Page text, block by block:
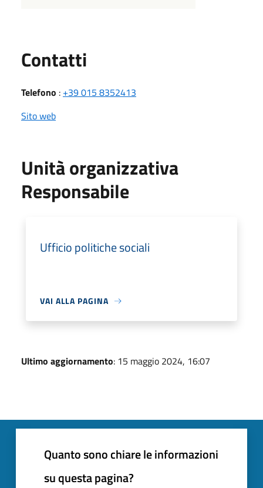
Contatti
Telefono : +39 015 8352413
Sito web
Unità organizzativa
Responsabile
Ufficio politiche sociali
VAI ALLA PAGINA
Ultimo aggiornamento: 15 maggio 2024, 16:07
Quanto sono chiare le informazioni
su questa pagina?